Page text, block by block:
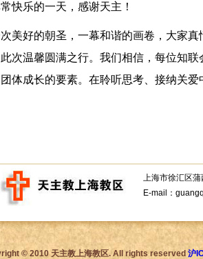
快乐的一天，感谢天主！
美好的朝圣，一幕和谐的画卷，大家真
次温馨圆满之行。我们相信，每位知
体成长的要素。在聆听思考、接纳关
上海市徐汇区
E-mail：
天主教上海教区. All rights reserved沪